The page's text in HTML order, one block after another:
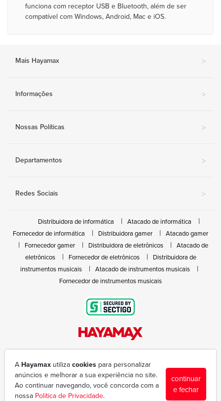
funciona com receptor USB e Bluetooth, além de ser
compatível com Windows, Android, Mac e iOS.
Mais Hayamax >
Informações >
Nossas Políticas >
Departamentos >
Redes Sociais >
Distribuidora de informática
Atacado de informática
Fornecedor de informática
Distribuidora gamer
Atacado gamer
Fornecedor gamer
Distribuidora de eletrônicos
Atacado de
eletrônicos
Fornecedor de eletrônicos
Distribuidora de
instrumentos musicais
Atacado de instrumentos musicais
Fornecedor de instrumentos musicais
(43) 3377-6600
hayamax@hayamax.com.br
Segunda à sexta das 8:00 às 18:00
A Hayamax utiliza cookies para personalizar
anúncios e melhorar a sua experiência no site.
Ao continuar navegando, você concorda com a
nossa Política de Privacidade.
continuar
e fechar